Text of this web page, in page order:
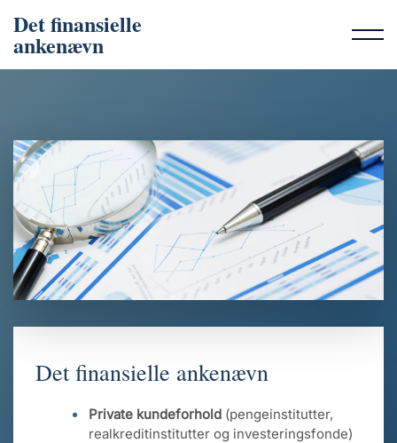
Det finansielle
ankenævn
Det finansielle ankenævn
Private kundeforhold (pengeinstitutter,
realkreditinstitutter og investeringsfonde)